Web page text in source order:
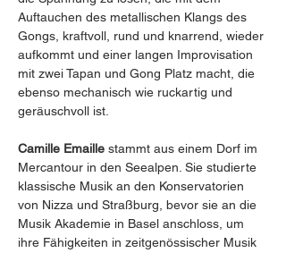
Auftauchen des metallischen Klangs des
Gongs, kraftvoll, rund und knarrend, wieder
aufkommt und einer langen Improvisation
mit zwei Tapan und Gong Platz macht, die
ebenso mechanisch wie ruckartig und
geräuschvoll ist.
Camille Emaille stammt aus einem Dorf im
Mercantour in den Seealpen. Sie studierte
klassische Musik an den Konservatorien
von Nizza und Straßburg, bevor sie an die
Musik Akademie in Basel anschloss, um
ihre Fähigkeiten in zeitgenössischer Musik